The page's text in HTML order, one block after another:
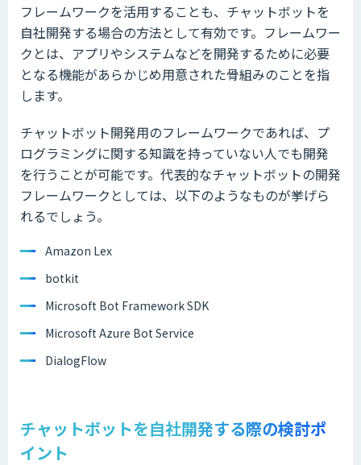
フレームワークを活用することも、チャットボットを
自社開発する場合の方法として有効です。フレームワー
クとは、アプリやシステムなどを開発するために必要
となる機能があらかじめ用意された骨組みのことを指
します。
チャットボット開発用のフレームワークであれば、プ
ログラミングに関する知識を持っていない人でも開発
を行うことが可能です。代表的なチャットボットの開発
フレームワークとしては、以下のようなものが挙げら
れるでしょう。
Amazon Lex
botkit
Microsoft Bot Framework SDK
Microsoft Azure Bot Service
DialogFlow
チャットボットを自社開発する際の検討ポ
イント